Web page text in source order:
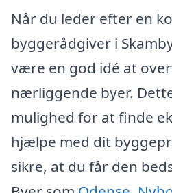
Når du leder efter en
byggerådgiver i
være en god idé at
nærliggende byer.
mulighed for at finde
hjælpe med dit
sikre, at du får den